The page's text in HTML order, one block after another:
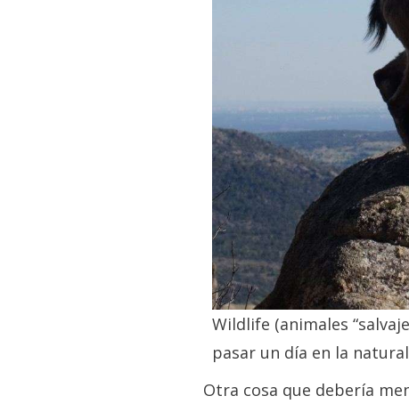
Wildlife (animales
pasar un día en la
Otra cosa que debería